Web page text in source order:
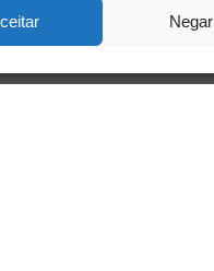
Negar
psicologia